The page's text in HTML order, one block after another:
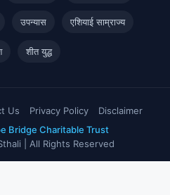
उपन्यास एशियाई साम्राज्य
शीत युद्ध
Us Privacy Policy
Disclaimer
Bridge Charitable Trust
| All Rights Reserved